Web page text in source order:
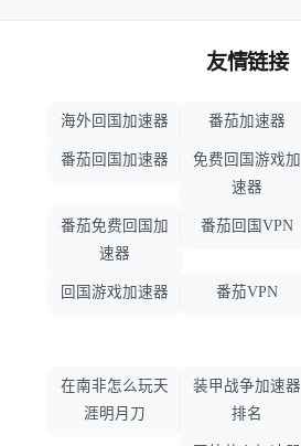
友情链接
海外回国加速器 番茄加速器
番茄回国加速器
免费回国游戏加
速器
番茄免费回国加
速器
番茄回国VPN
回国游戏加速器 番茄VPN
在南非怎么玩天
涯明月刀
装甲战争加速器
排名